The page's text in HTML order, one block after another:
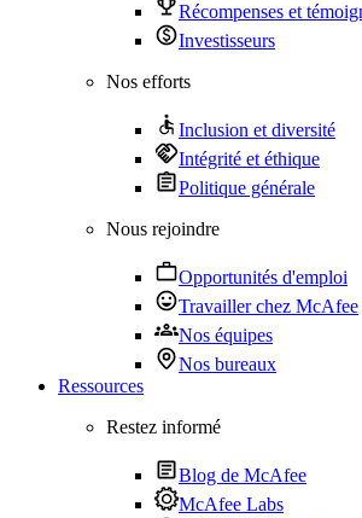
Récompenses et
Investisseurs
Nos efforts
Inclusion et diversité
Intégrité et éthique
Politique générale
Nous rejoindre
Opportunités d'emploi
Travailler chez McAfee
Nos équipes
Nos bureaux
Ressources
Restez informé
Blog de McAfee
McAfee Labs